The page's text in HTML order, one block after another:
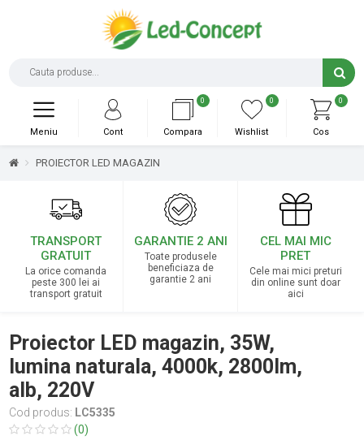
0
Cos
0
Wishlist
0
Compara
Cont
Meniu
PROIECTOR LED MAGAZIN
TRANSPORT
GRATUIT
La orice comanda
peste 300 lei ai
transport gratuit
GARANTIE 2 ANI
Toate produsele
beneficiaza de
garantie 2 ani
CEL MAI MIC
PRET
Cele mai mici preturi
din online sunt doar
aici
Proiector LED magazin, 35W,
lumina naturala, 4000k, 2800lm,
alb, 220V
Cod produs: LC5335
(0)